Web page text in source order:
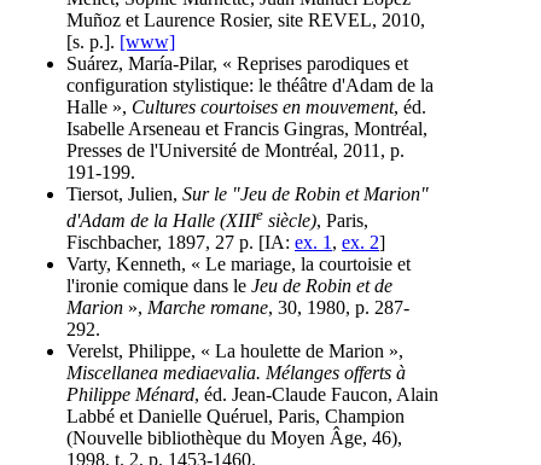
Muñoz et Laurence Rosier, site REVEL, 2010,
[s. p.]. [www]
Suárez, María-Pilar, « Reprises parodiques et
configuration stylistique: le théâtre d'Adam de la
Halle », Cultures courtoises en mouvement, éd.
Isabelle Arseneau et Francis Gingras, Montréal,
Presses de l'Université de Montréal, 2011, p.
191-199.
Tiersot, Julien, Sur le "Jeu de Robin et Marion"
d'Adam de la Halle (XIIIe siècle), Paris,
Fischbacher, 1897, 27 p. [IA: ex. 1 , ex. 2]
Varty, Kenneth, « Le mariage, la courtoisie et
l'ironie comique dans le Jeu de Robin et de
Marion », Marche romane, 30, 1980, p. 287-
292.
Verelst, Philippe, « La houlette de Marion »,
Miscellanea mediaevalia. Mélanges offerts à
Philippe Ménard, éd. Jean-Claude Faucon, Alain
Labbé et Danielle Quéruel, Paris, Champion
(Nouvelle bibliothèque du Moyen Âge, 46),
1998, t. 2, p. 1453-1460.